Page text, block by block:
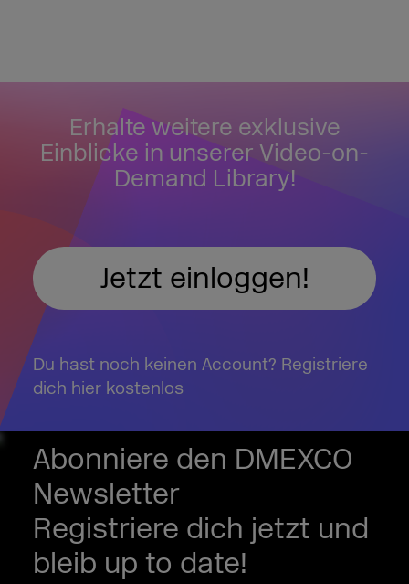
Erhalte weitere exklusive
Einblicke in unserer Video-on-
Demand Library!
Jetzt einloggen!
Du hast noch keinen Account? Registriere
dich hier kostenlos
Abonniere den DMEXCO
Newsletter
Registriere dich jetzt und
bleib up to date!